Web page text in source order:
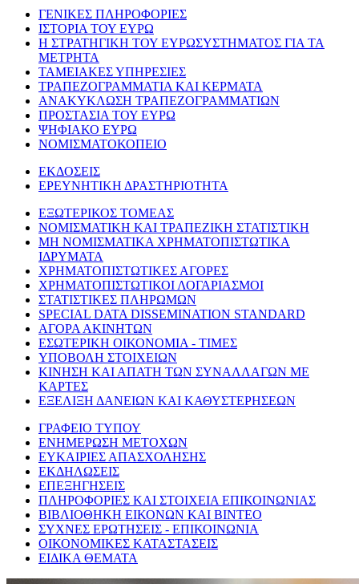
ΓΕΝΙΚΕΣ ΠΛΗΡΟΦΟΡΙΕΣ
ΙΣΤΟΡΙΑ ΤΟΥ ΕΥΡΩ
Η ΣΤΡΑΤΗΓΙΚΗ ΤΟΥ ΕΥΡΩΣΥΣΤΗΜΑΤΟΣ ΓΙΑ ΤΑ
ΜΕΤΡΗΤΑ
ΤΑΜΕΙΑΚΕΣ ΥΠΗΡΕΣΙΕΣ
ΤΡΑΠΕΖΟΓΡΑΜΜΑΤΙΑ ΚΑΙ ΚΕΡΜΑΤΑ
ΑΝΑΚΥΚΛΩΣΗ ΤΡΑΠΕΖΟΓΡΑΜΜΑΤΙΩΝ
ΠΡΟΣΤΑΣΙΑ ΤΟΥ ΕΥΡΩ
ΨΗΦΙΑΚΟ ΕΥΡΩ
ΝΟΜΙΣΜΑΤΟΚΟΠΕΙΟ
ΕΚΔΟΣΕΙΣ
ΕΡΕΥΝΗΤΙΚΗ ΔΡΑΣΤΗΡΙΟΤΗΤΑ
ΕΞΩΤΕΡΙΚΟΣ ΤΟΜΕΑΣ
ΝΟΜΙΣΜΑΤΙΚΗ ΚΑΙ ΤΡΑΠΕΖΙΚΗ ΣΤΑΤΙΣΤΙΚΗ
ΜΗ ΝΟΜΙΣΜΑΤΙΚΑ ΧΡΗΜΑΤΟΠΙΣΤΩΤΙΚΑ
ΙΔΡΥΜΑΤΑ
ΧΡΗΜΑΤΟΠΙΣΤΩΤΙΚΕΣ ΑΓΟΡΕΣ
ΧΡΗΜΑΤΟΠΙΣΤΩΤΙΚΟΙ ΛΟΓΑΡΙΑΣΜΟΙ
ΣΤΑΤΙΣΤΙΚΕΣ ΠΛΗΡΩΜΩΝ
SPECIAL DATA DISSEMINATION STANDARD
ΑΓΟΡΑ ΑΚΙΝΗΤΩΝ
ΕΣΩΤΕΡΙΚΗ ΟΙΚΟΝΟΜΙΑ - ΤΙΜΕΣ
ΥΠΟΒΟΛΗ ΣΤΟΙΧΕΙΩΝ
ΚΙΝΗΣΗ ΚΑΙ ΑΠΑΤΗ ΤΩΝ ΣΥΝΑΛΛΑΓΩΝ ΜΕ
ΚΑΡΤΕΣ
ΕΞΕΛΙΞΗ ΔΑΝΕΙΩΝ ΚΑΙ ΚΑΘΥΣΤΕΡΗΣΕΩΝ
ΓΡΑΦΕΙΟ ΤΥΠΟΥ
ΕΝΗΜΕΡΩΣΗ ΜΕΤΟΧΩΝ
ΕΥΚΑΙΡΙΕΣ ΑΠΑΣΧΟΛΗΣΗΣ
ΕΚΔΗΛΩΣΕΙΣ
ΕΠΕΞΗΓΗΣΕΙΣ
ΠΛΗΡΟΦΟΡΙΕΣ ΚΑΙ ΣΤΟΙΧΕΙΑ ΕΠΙΚΟΙΝΩΝΙΑΣ
ΒΙΒΛΙΟΘΗΚΗ ΕΙΚΟΝΩΝ ΚΑΙ ΒΙΝΤΕΟ
ΣΥΧΝΕΣ ΕΡΩΤΗΣΕΙΣ - ΕΠΙΚΟΙΝΩΝΙΑ
ΟΙΚΟΝΟΜΙΚΕΣ ΚΑΤΑΣΤΑΣΕΙΣ
ΕΙΔΙΚΑ ΘΕΜΑΤΑ